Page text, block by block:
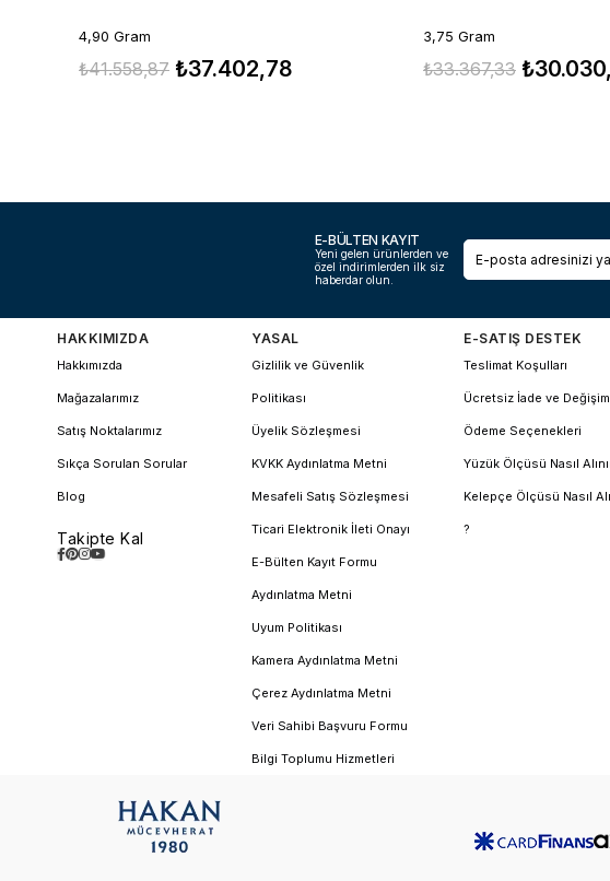
4,90 Gram
₺37.402,78
₺41.558,87
3,75 Gram
₺33.367,33
E-BÜLTEN KAYIT
Yeni gelen ürünlerden ve
özel indirimlerden ilk siz
haberdar olun.
HAKKIMIZDA
Hakkımızda
Mağazalarımız
Satış Noktalarımız
Sıkça Sorulan Sorular
Blog
Takipte Kal
YASAL
Gizlilik ve Güvenlik
Politikası
Üyelik Sözleşmesi
KVKK Aydınlatma Metni
Mesafeli Satış Sözleşmesi
Ticari Elektronik İleti Onayı
E-Bülten Kayıt Formu
Aydınlatma Metni
Uyum Politikası
Kamera Aydınlatma Metni
Çerez Aydınlatma Metni
Veri Sahibi Başvuru Formu
Bilgi Toplumu Hizmetleri
E-SATIŞ DESTEK
Teslimat Koşulları
Ücretsiz İade ve Değişim
Ödeme Seçenekleri
Yüzük Ölçüsü Nasıl
Kelepçe Ölçüsü Nasıl
?